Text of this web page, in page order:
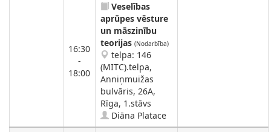
16:30
-
18:00
Veselības
aprūpes vēsture
un māszinību
teorijas (Nodarbība)
telpa: 146
(MITC).telpa,
Anniņmuižas
bulvāris, 26A,
Rīga, 1.stāvs
Diāna Platace